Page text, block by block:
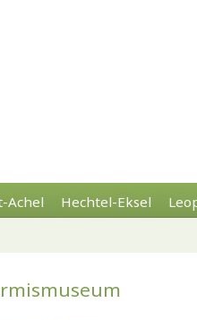
Achel Hechtel-Eksel